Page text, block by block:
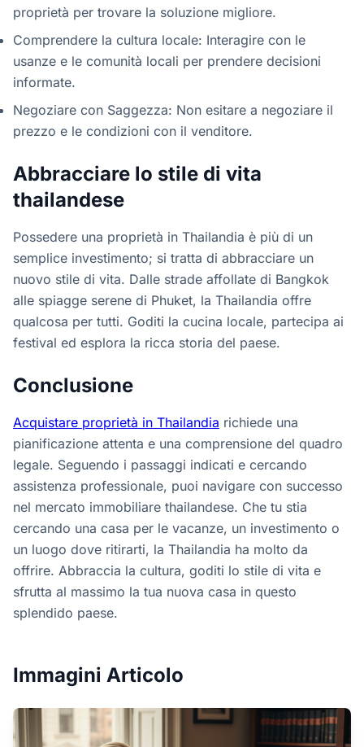
proprietà per trovare la soluzione migliore.
Comprendere la cultura locale: Interagire con le
usanze e le comunità locali per prendere decisioni
informate.
Negoziare con Saggezza: Non esitare a negoziare il
prezzo e le condizioni con il venditore.
Abbracciare lo stile di vita
thailandese
Possedere una proprietà in Thailandia è più di un
semplice investimento; si tratta di abbracciare un
nuovo stile di vita. Dalle strade affollate di Bangkok
alle spiagge serene di Phuket, la Thailandia offre
qualcosa per tutti. Goditi la cucina locale, partecipa ai
festival ed esplora la ricca storia del paese.
Conclusione
Acquistare proprietà in Thailandia richiede una
pianificazione attenta e una comprensione del quadro
legale. Seguendo i passaggi indicati e cercando
assistenza professionale, puoi navigare con successo
nel mercato immobiliare thailandese. Che tu stia
cercando una casa per le vacanze, un investimento o
un luogo dove ritirarti, la Thailandia ha molto da
offrire. Abbraccia la cultura, goditi lo stile di vita e
sfrutta al massimo la tua nuova casa in questo
splendido paese.
Immagini Articolo